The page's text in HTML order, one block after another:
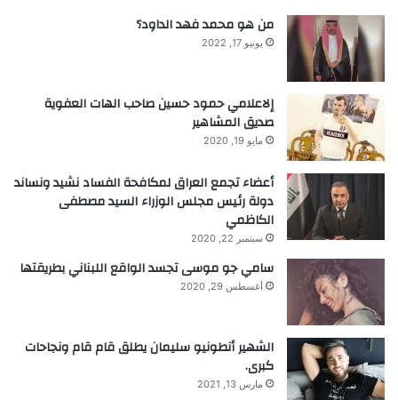
من هو محمد فهد الداود؟
يونيو 17, 2022
إلاعلامي حمود حسين صاحب الهات العفوية
صديق المشاهير
مايو 19, 2020
أعضاء تجمع العراق لمكافحة الفساد نشيد ونساند
دولة رئيس مجلس الوزراء السيد مصطفى
الكاظمي
سبتمبر 22, 2020
سامي جو موسى تجسد الواقع اللبناني بطريقتها
أغسطس 29, 2020
الشهير أنطونيو سليمان يطلق قام قام ونجاحات
كبرى.
مارس 13, 2021